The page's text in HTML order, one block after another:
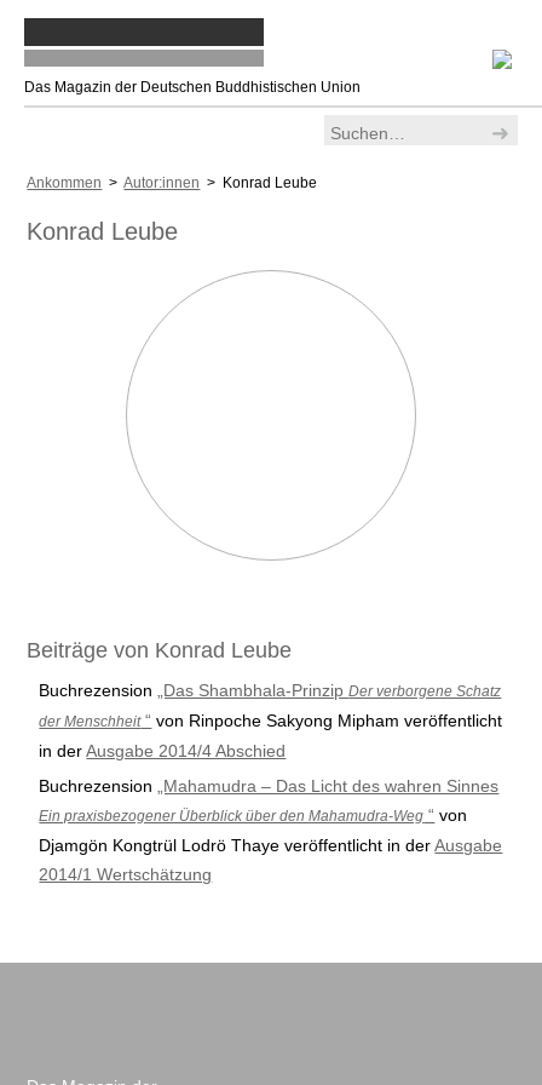
Das Magazin der Deutschen Buddhistischen Union
Ankommen >Autor:innen > Konrad Leube
Konrad Leube
Beiträge von Konrad Leube
Buchrezension„Das Shambhala-PrinzipDer verborgene Schatz
der Menschheit“ von Rinpoche Sakyong Mipham veröffentlicht
in derAusgabe 2014/4 Abschied
Buchrezension„Mahamudra – Das Licht des wahren Sinnes
Ein praxisbezogener Überblick über den Mahamudra-Weg “ von
Djamgön Kongtrül Lodrö Thaye veröffentlicht in derAusgabe
2014/1 Wertschätzung